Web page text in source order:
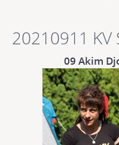
20210911 KV
09 Akim